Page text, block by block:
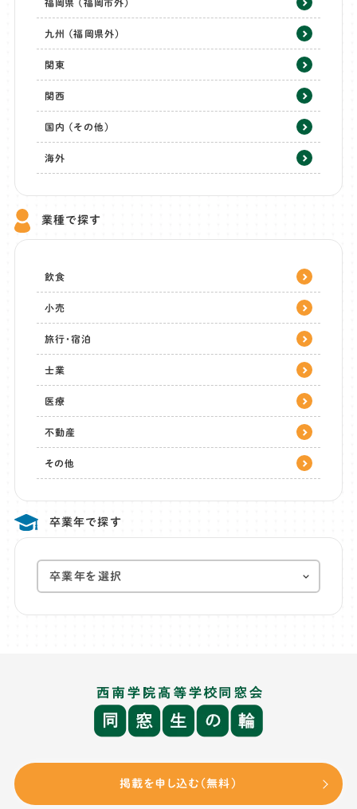
福岡県 (福岡市外)
九州 (福岡県外)
関東
関西
国内 (その他)
海外
業種で探す
飲食
小売
旅行・宿泊
士業
医療
不動産
その他
卒業年で探す
掲載を申し込む（無料）